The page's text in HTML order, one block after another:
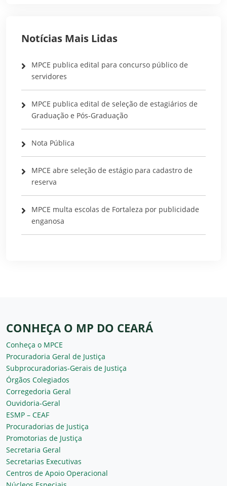
Notícias Mais Lidas
MPCE publica edital para concurso público de
servidores
MPCE publica edital de seleção de estagiários de
Graduação e Pós-Graduação
Nota Pública
MPCE abre seleção de estágio para cadastro de
reserva
MPCE multa escolas de Fortaleza por publicidade
enganosa
CONHEÇA O MP DO CEARÁ
Conheça o MPCE
Procuradoria Geral de Justiça
Subprocuradorias-Gerais de Justiça
Órgãos Colegiados
Corregedoria Geral
Ouvidoria-Geral
ESMP – CEAF
Procuradorias de Justiça
Promotorias de Justiça
Secretaria Geral
Secretarias Executivas
Centros de Apoio Operacional